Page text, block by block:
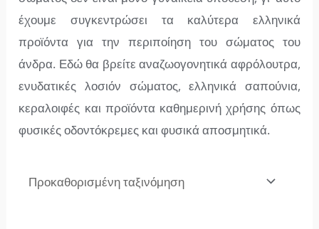
έχουμε συγκεντρώσει τα καλύτερα ελληνικά
προϊόντα για την περιποίηση του σώματος του
άνδρα. Εδώ θα βρείτε αναζωογονητικά αφρόλουτρα,
ενυδατικές λοσιόν σώματος, ελληνικά σαπούνια,
κεραλοιφές και προϊόντα καθημερινή χρήσης όπως
φυσικές οδοντόκρεμες και φυσικά αποσμητικά.